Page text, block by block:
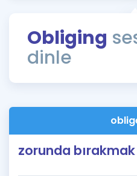
Rehberlik Aracı
ÖSYM Sınav Takvimi
İngilizce Gramer
Obliging
dinle
zorunda bırakmak